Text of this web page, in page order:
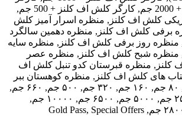
کلش اف کلنز + 2000 جم, کارگر کلش اف کلنز + 500 جم,
کلش اف کلنز, منظره اسرار آمیز کلش
برفی کلش اف کلنز, منظره دهمین سالگرد
روز برفی کلش اف کلنز, منظره سایه
منظره شبح کلش اف کلنز, منظره عصر
کلنز, منظره قبرستان کدو تنبل کلش اف
های کلش اف کلنز, منظره کوهستان ببر
کلش اف کلنز, ۸۰ جم, ۱۶۰ جم, ۳۲۰ جم, ۵۰۰ جم, ۶۶۰ جم,
۱۲۰۰ جم, ۲۵۰۰ جم, ۵۰۰۰ جم, ۶۵۰۰ جم, ۱۰۰۰۰ جم,